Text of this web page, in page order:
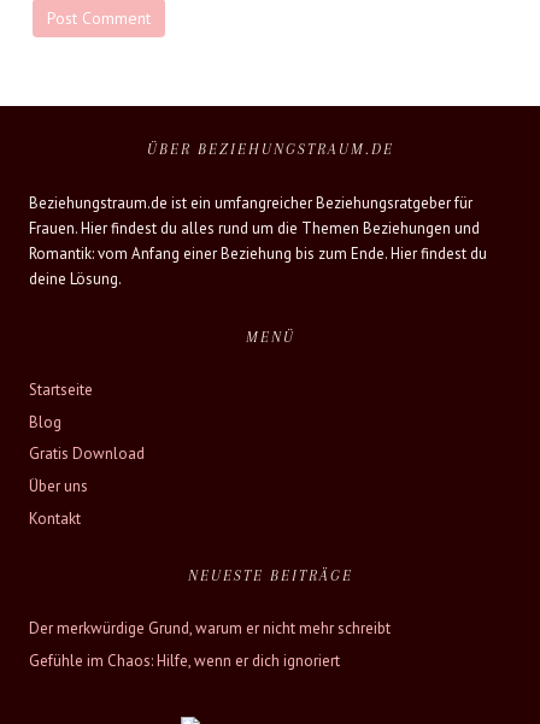
ÜBER BEZIEHUNGSTRAUM.DE
Beziehungstraum.de ist ein umfangreicher Beziehungsratgeber für
Frauen. Hier findest du alles rund um die Themen Beziehungen und
Romantik: vom Anfang einer Beziehung bis zum Ende. Hier findest du
deine Lösung.
MENÜ
Startseite
Blog
Gratis Download
Über uns
Kontakt
NEUESTE BEITRÄGE
Der merkwürdige Grund, warum er nicht mehr schreibt
Gefühle im Chaos: Hilfe, wenn er dich ignoriert